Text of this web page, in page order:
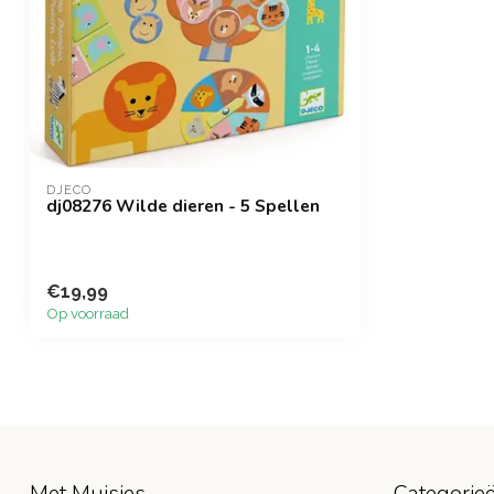
DJECO
dj08276 Wilde dieren - 5 Spellen
€19,99
Op voorraad